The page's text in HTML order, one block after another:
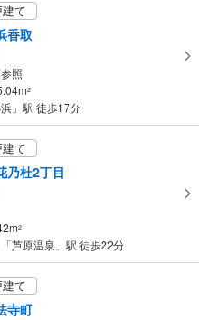
て
香取
照
2
」駅 徒歩17分
て
乃杜2丁目
2
芦原温泉」駅 徒歩22分
て
寺町